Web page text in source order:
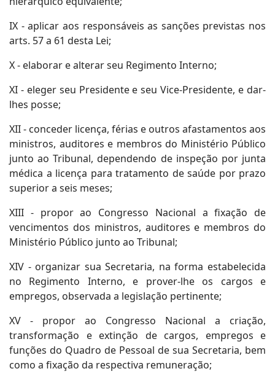
IX - aplicar aos responsáveis as sanções previstas nos
arts. 57 a 61 desta Lei;
X - elaborar e alterar seu Regimento Interno;
XI - eleger seu Presidente e seu Vice-Presidente, e dar-
lhes posse;
XII - conceder licença, férias e outros afastamentos aos
ministros, auditores e membros do Ministério Público
junto ao Tribunal, dependendo de inspeção por junta
médica a licença para tratamento de saúde por prazo
superior a seis meses;
XIII - propor ao Congresso Nacional a fixação de
vencimentos dos ministros, auditores e membros do
Ministério Público junto ao Tribunal;
XIV - organizar sua Secretaria, na forma estabelecida
no Regimento Interno, e prover-lhe os cargos e
empregos, observada a legislação pertinente;
XV - propor ao Congresso Nacional a criação,
transformação e extinção de cargos, empregos e
funções do Quadro de Pessoal de sua Secretaria, bem
como a fixação da respectiva remuneração;